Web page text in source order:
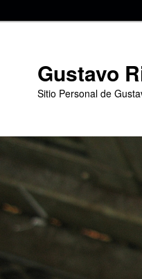
Gustavo
Sitio Personal de